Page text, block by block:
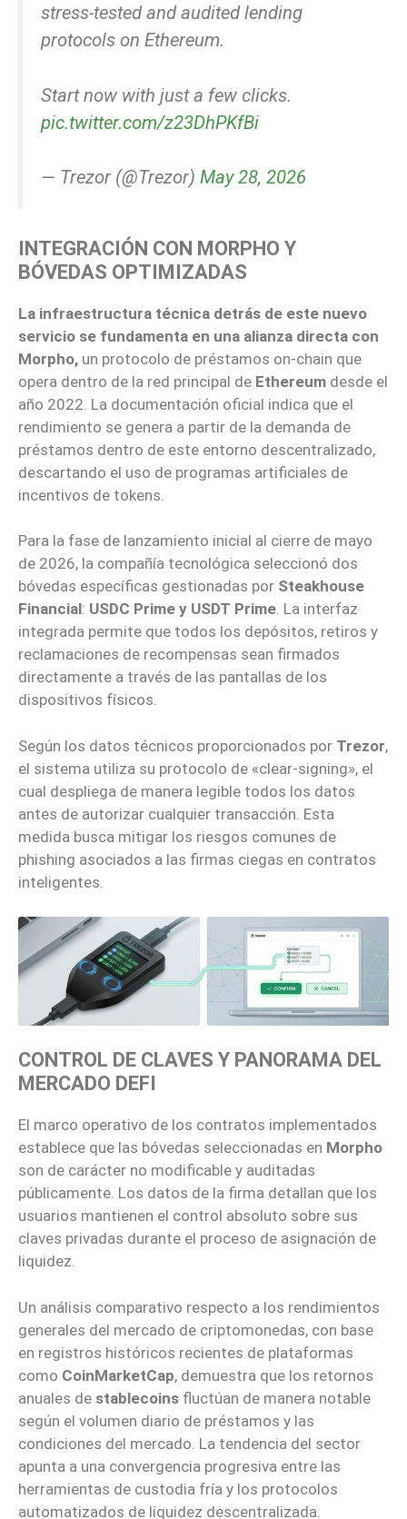
stress-tested and audited lending
protocols on Ethereum.
Start now with just a few clicks.
pic.twitter.com/z23DhPKfBi
— Trezor (@Trezor) May 28, 2026
INTEGRACIÓN CON MORPHO Y
BÓVEDAS OPTIMIZADAS
La infraestructura técnica detrás de este nuevo
servicio se fundamenta en una alianza directa con
Morpho, un protocolo de préstamos on-chain que
opera dentro de la red principal de Ethereum desde el
año 2022. La documentación oficial indica que el
rendimiento se genera a partir de la demanda de
préstamos dentro de este entorno descentralizado,
descartando el uso de programas artificiales de
incentivos de tokens.
Para la fase de lanzamiento inicial al cierre de mayo
de 2026, la compañía tecnológica seleccionó dos
bóvedas específicas gestionadas por Steakhouse
Financial: USDC Prime y USDT Prime. La interfaz
integrada permite que todos los depósitos, retiros y
reclamaciones de recompensas sean firmados
directamente a través de las pantallas de los
dispositivos físicos.
Según los datos técnicos proporcionados por Trezor,
el sistema utiliza su protocolo de «clear-signing», el
cual despliega de manera legible todos los datos
antes de autorizar cualquier transacción. Esta
medida busca mitigar los riesgos comunes de
phishing asociados a las firmas ciegas en contratos
inteligentes.
CONTROL DE CLAVES Y PANORAMA DEL
MERCADO DEFI
El marco operativo de los contratos implementados
establece que las bóvedas seleccionadas en Morpho
son de carácter no modificable y auditadas
públicamente. Los datos de la firma detallan que los
usuarios mantienen el control absoluto sobre sus
claves privadas durante el proceso de asignación de
liquidez.
Un análisis comparativo respecto a los rendimientos
generales del mercado de criptomonedas, con base
en registros históricos recientes de plataformas
como CoinMarketCap, demuestra que los retornos
anuales de stablecoins fluctúan de manera notable
según el volumen diario de préstamos y las
condiciones del mercado. La tendencia del sector
apunta a una convergencia progresiva entre las
herramientas de custodia fría y los protocolos
automatizados de liquidez descentralizada.